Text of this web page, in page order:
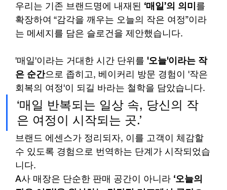
우리는 기존 브랜드명에 내재된 ‘매일’의 의미 를
확장하여 “감각을 깨우는 오늘의 작은 여정”이라
는 메세지를 담은 슬로건을 제안했습니다.
'매일'이라는 거대한 시간 단위를 '오늘'이라는 작
은 순간으로 좁히고, 베이커리 방문 경험이 '작은
회복의 여정'이 되길 바라는 철학을 담았습니다.
‘매일 반복되는 일상 속, 당신의 작
은 여정이 시작되는 곳.’
브랜드 에센스가 정리되자, 이를 고객이 체감할
수 있도록 경험으로 번역하는 단계가 시작되었습
니다.
A사 매장은 단순한 판매 공간이 아니라 ‘오늘의